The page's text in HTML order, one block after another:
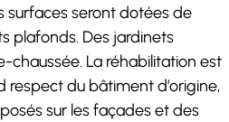
surfaces seront dotées de
plafonds. Des jardinets
La réhabilitation est
respect du bâtiment d’origine,
sur les façades et des